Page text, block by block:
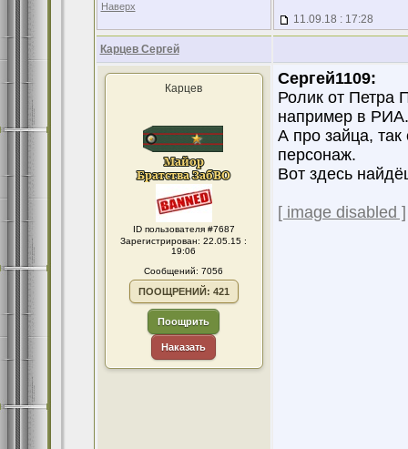
Наверх
11.09.18 : 17:28
Карцев Сергей
Карцев
ID пользователя #7687
Зарегистрирован: 22.05.15 :
19:06
Сообщений: 7056
ПООЩРЕНИЙ: 421
Поощрить
Наказать
Сергей1109:
Ролик от Петра
например в РИА.
А про зайца,
персонаж.
Вот здесь
[ image disabled ]